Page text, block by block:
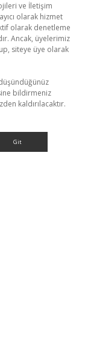
ve İletişim
olarak hizmet
olarak denetleme
Ancak, üyelerimiz
siteye üye olarak
bildirmeniz
kaldırılacaktır.